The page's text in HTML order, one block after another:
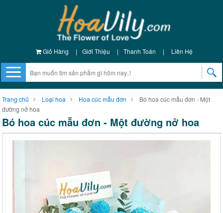
Giỏ Hàng | Giới Thiệu | Thanh Toán | Liên Hệ
Trang chủ Loại hoa Hoa cúc mẫu đơn
Bó hoa cúc mẫu đơn - Một
đường nở hoa
Bó hoa cúc mẫu đơn - Một đường nở hoa